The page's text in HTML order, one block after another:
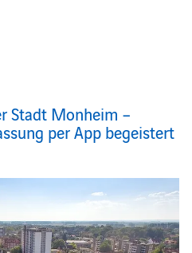
Stadt Monheim –
per App begeistert